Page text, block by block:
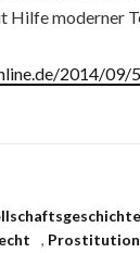
Hilfe moderner
2014/09/
, Prostitution